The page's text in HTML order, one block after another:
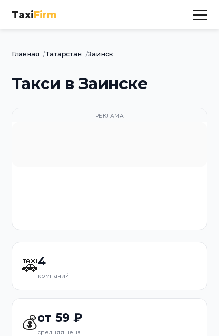
TaxiFirm
Главная Татарстан Заинск
Такси в Заинске
РЕКЛАМА
🚕4
компаний
💰от 59 ₽
средняя цена